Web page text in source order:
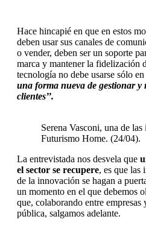
Hace hincapié en que en estos
deben usar sus canales de
o vender, deben ser un soporte
marca y mantener la fidelización
tecnología no debe usarse sólo
una forma nueva de gestionar y
clientes’’.
Serena Vasconi, una de las
Futurismo Home. (24/04).
La entrevistada nos desvela que
el sector se recupere, es que las
de la innovación se hagan a
un momento en el que debemos
que, colaborando entre
pública, salgamos adelante.